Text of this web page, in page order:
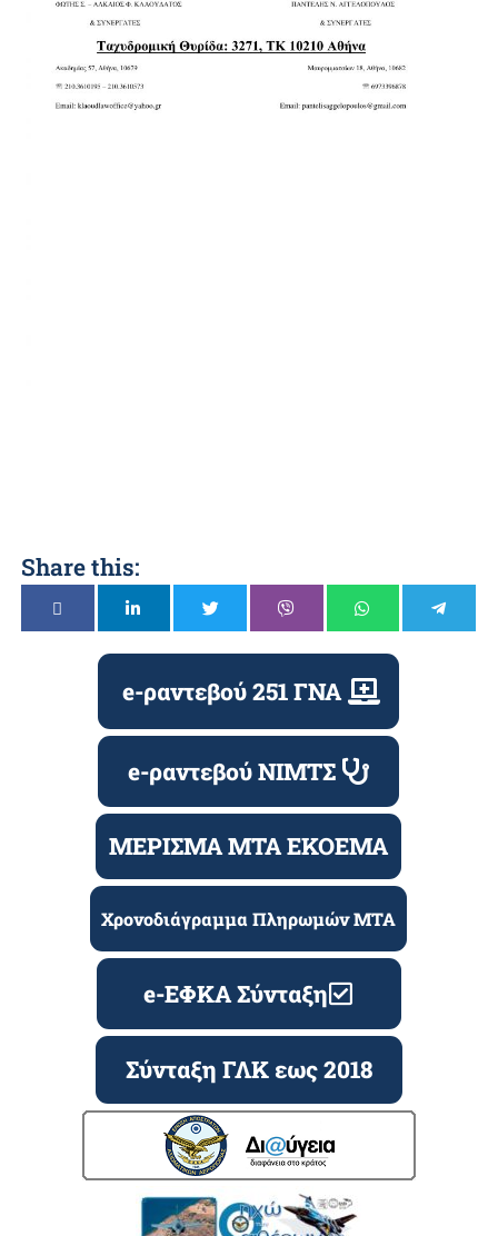
Share this:
e-ραντεβού 251 ΓΝΑ
e-ραντεβού ΝΙΜΤΣ
ΜΕΡΙΣΜΑ ΜΤΑ ΕΚΟΕΜΑ
Χρονοδιάγραμμα Πληρωμών ΜΤΑ
e-ΕΦΚΑ Σύνταξη
Σύνταξη ΓΛΚ εως 2018